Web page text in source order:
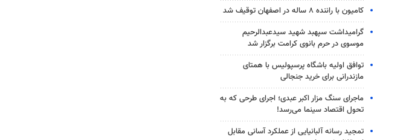
کامیون با راننده ۸ ساله در اصفهان توقیف شد
گرامیداشت سپهبد شهید سیدعبدالرحیم
موسوی در حرم بانوی کرامت برگزار شد
توافق اولیه باشگاه پرسپولیس با همتای
مازندرانی برای خرید جنجالی
ماجرای سنگ مزار اکبر عبدی؛ اجرای طرحی که به
تحول اقتصاد سینما می‌رسد!
تمجید رسانه آلبانیایی از عملکرد آسانی مقابل